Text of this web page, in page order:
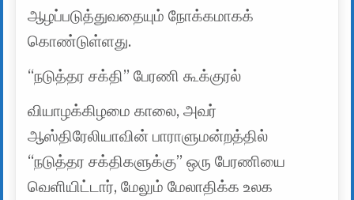
ஆழப்படுத்துவதையும் நோக்கமாகக்
கொண்டுள்ளது.
“நடுத்தர சக்தி” பேரணி கூக்குரல்
வியாழக்கிழமை காலை, அவர்
ஆஸ்திரேலியாவின் பாராளுமன்றத்தில்
“நடுத்தர சக்திகளுக்கு” ஒரு பேரணியை
வெளியிட்டார், மேலும் மேலாதிக்க உலக